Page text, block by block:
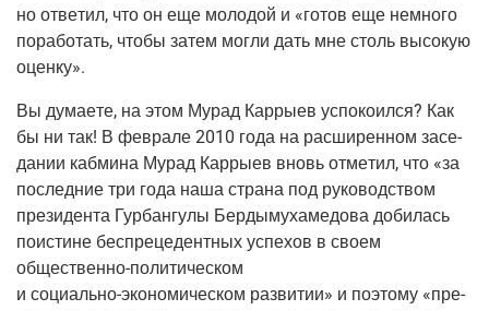
но отве­тил, что он еще моло­дой и «готов еще немно­го
пора­бо­тать, что­бы затем мог­ли дать мне столь высо­кую
оценку».
Вы дума­е­те, на этом Мурад Кар­ры­ев успо­ко­ил­ся? Как
бы ни так! В фев­ра­ле 2010 года на рас­ши­рен­ном засе­
да­нии каб­ми­на Мурад Кар­ры­ев вновь отме­тил, что «за
послед­ние три года наша стра­на под руко­вод­ством
пре­зи­ден­та Гур­бан­гу­лы Бер­ды­му­ха­ме­до­ва доби­лась
поис­ти­не бес­пре­це­дент­ных успе­хов в сво­ем
обще­ствен­но-поли­ти­че­ском
и соци­аль­но-эко­но­ми­че­ском раз­ви­тии» и поэто­му «пре­